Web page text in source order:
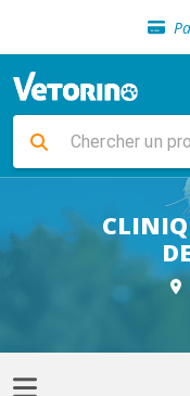
Livraison
Livraison